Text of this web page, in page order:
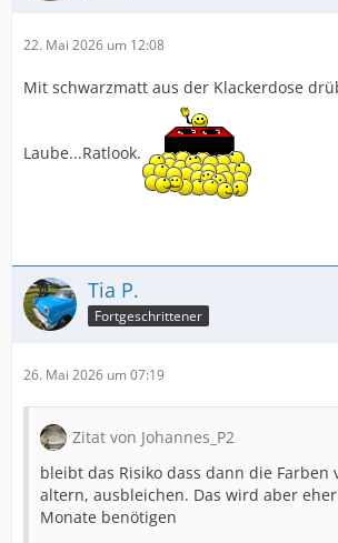
22. Mai 2026 um 12:08
Mit schwarzmatt aus der Klackerdose
Laube...Ratlook.
Tia P.
Fortgeschrittener
26. Mai 2026 um 07:19
Zitat von Johannes_P2
bleibt das Risiko dass dann die Farben
altern, ausbleichen. Das wird aber eher
Monate benötigen